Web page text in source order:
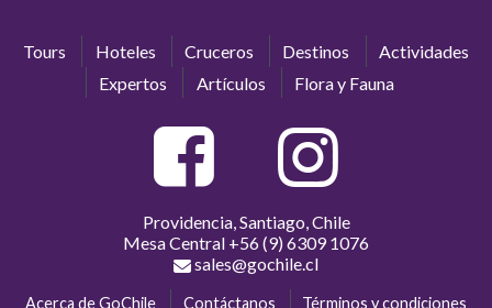
Tours Hoteles Cruceros Destinos
Actividades
Expertos
Artículos Flora y Fauna
Providencia, Santiago, Chile
Mesa Central +56 (9) 6309 1076
sales@gochile.cl
Acerca de GoChile Contáctanos
Términos y condiciones